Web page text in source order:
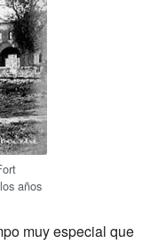
años
muy especial que